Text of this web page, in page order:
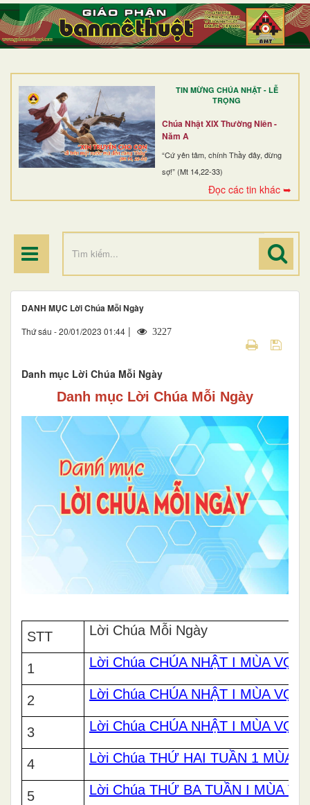
TIN MỪNG CHÚA NHẬT - LỄ
TRỌNG
Chúa Nhật XIX Thường Niên -
Năm A
“Cứ yên tâm, chính Thầy đây, đừng
sợ!” (Mt 14,22-33)
Đọc các tin khác ➥
TRANG NHẤT
GIỚI THIỆU
DÒNG TU
BAN MỤC VỤ
ĐOÀN THỂ CG
ĐIỂM HÀNH HƯƠNG
DANH MỤC Lời Chúa Mỗi Ngày
Thứ sáu - 20/01/2023 01:44 | 3227
Danh mục Lời Chúa Mỗi Ngày
Danh mục Lời Chúa Mỗi Ngày
STT Lời Chúa Mỗi Ngày
1 Lời Chúa CHÚA NHẬT I MÙA
2 Lời Chúa CHÚA NHẬT I MÙA
3 Lời Chúa CHÚA NHẬT I MÙA
4 Lời Chúa THỨ HAI TUẦN 1 MÙA
5 Lời Chúa THỨ BA TUẦN I MÙA